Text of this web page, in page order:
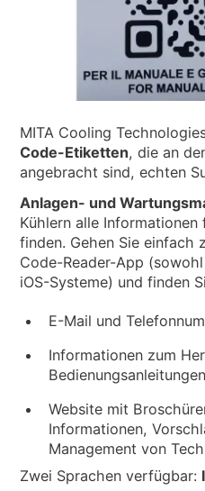
NACHRICHTEN &
NACHHALTIGKEIT
TECHNISCHE ARTIKEL
RESERVIERTER BEREICH
DE EN IT FR
MITA Cooling
Code-Etiketten, die an
angebracht sind, echten
Anlagen- und
Kühlern alle
finden. Gehen Sie einfach
Code-Reader-App
iOS-Systeme) und finden
E-Mail und
Informationen zum
Website mit
Informationen,
Management von
Zwei Sprachen verfügbar: